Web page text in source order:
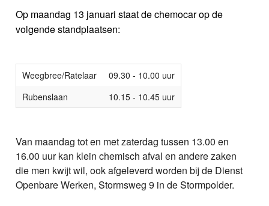
Op maandag 13 januari staat de chemocar op de
volgende standplaatsen:
Weegbree/Ratelaar
09.30 - 10.00 uur
Rubenslaan
10.15 - 10.45 uur
Van maandag tot en met zaterdag tussen 13.00 en
16.00 uur kan klein chemisch afval en andere zaken
die men kwijt wil, ook afgeleverd worden bij de Dienst
Openbare Werken, Stormsweg 9 in de Stormpolder.